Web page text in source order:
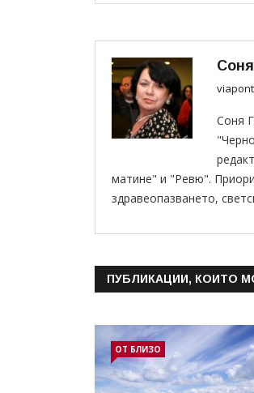
Соня
матине" и "Ревю".
здравеопазването,
ПУБЛИКАЦИИ, КОИТО
ОТ БЛИЗО